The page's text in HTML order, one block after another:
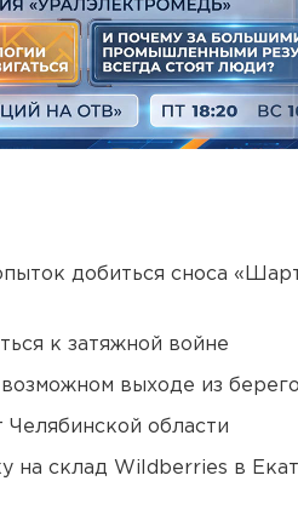
добиться сноса
к затяжной войне
выходе из
Челябинской области
на склад Wildberries в